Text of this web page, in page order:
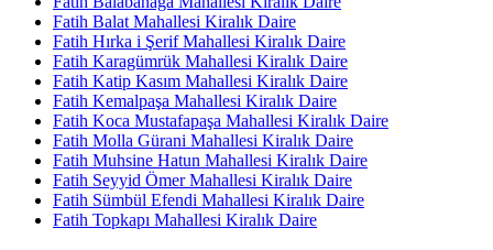
Fatih Balat Mahallesi Kiralık Daire
Fatih Hırka i Şerif Mahallesi Kiralık Daire
Fatih Karagümrük Mahallesi Kiralık Daire
Fatih Katip Kasım Mahallesi Kiralık Daire
Fatih Kemalpaşa Mahallesi Kiralık Daire
Fatih Koca Mustafapaşa Mahallesi Kiralık Daire
Fatih Molla Gürani Mahallesi Kiralık Daire
Fatih Muhsine Hatun Mahallesi Kiralık Daire
Fatih Seyyid Ömer Mahallesi Kiralık Daire
Fatih Sümbül Efendi Mahallesi Kiralık Daire
Fatih Topkapı Mahallesi Kiralık Daire